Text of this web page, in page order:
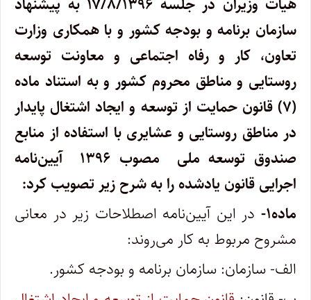
سازمان برنامه و بودجه کشور و با همکاری وزارت
تعاون، کار و رفاه اجتماعی و معاونت توسعه
روستایی و مناطق محروم کشور و به استناد ماده
(۷) قانون حمایت از توسعه و ایجاد اشتغال پایدار
در مناطق روستایی و عشایری با استفاده از منابع
صندوق توسعه ملی مصوب ۱۳۹۶ آیین‌نامه
اجرایی قانون یادشده را به شرح زیر تصویب کرد:
ماده۱- در این آیین‌نامه اصطلاحات زیر در معانی
مشروح مربوط به کار می‌روند:
الف- سازمان: سازمان برنامه و بودجه کشور.